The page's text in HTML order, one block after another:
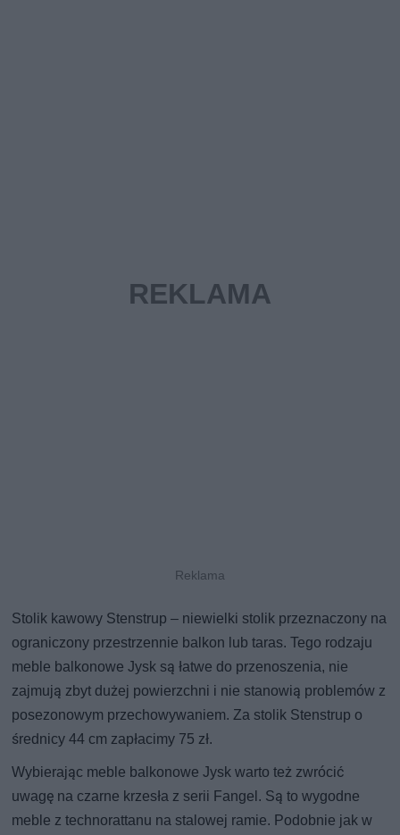
Stolik kawowy Stenstrup – niewielki stolik przeznaczony na
ograniczony przestrzennie balkon lub taras. Tego rodzaju
meble balkonowe Jysk są łatwe do przenoszenia, nie
zajmują zbyt dużej powierzchni i nie stanowią problemów z
posezonowym przechowywaniem. Za stolik Stenstrup o
średnicy 44 cm zapłacimy 75 zł.
Wybierając meble balkonowe Jysk warto też zwrócić
uwagę na czarne krzesła z serii Fangel. Są to wygodne
meble z technorattanu na stalowej ramie. Podobnie jak w